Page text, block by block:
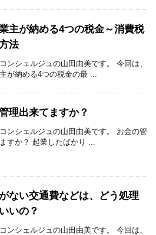
主が納める4つの税金～消費税
法
ンシェルジュの山田由美です。 今回は、
が納める4つの税金の最 ...
理出来てますか？
ンシェルジュの山田由美です。 お金の管
すか？ 起業したばかり ...
ない交通費などは、どう処理
いの？
ンシェルジュの山田由美です。 今回は、